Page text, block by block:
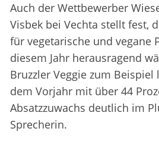
Auch der Wettbewerber
Visbek bei Vechta stellt fest,
für vegetarische und vegane
diesem Jahr herausragend
Bruzzler Veggie zum
dem Vorjahr mit über 44
Absatzzuwachs deutlich im
Sprecherin.